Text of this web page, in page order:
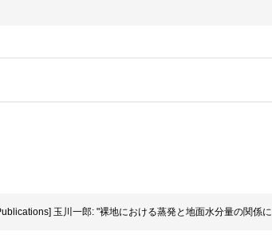
玉川一郎: "裸地における蒸発と地面水分量の関